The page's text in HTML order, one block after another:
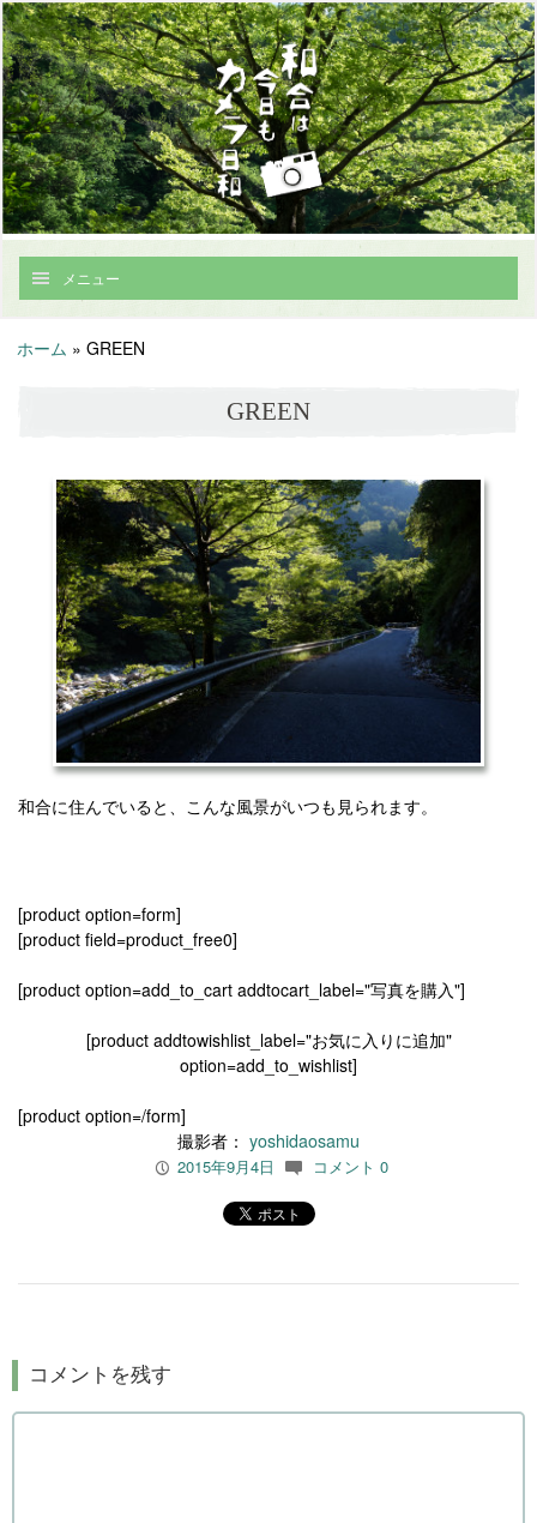
メニュー
ホーム » GREEN
GREEN
和合に住んでいると、こんな風景がいつも見られます。
[product option=form]
[product field=product_free0]
[product option=add_to_cart addtocart_label="写真を購入"]
[product addtowishlist_label="お気に入りに追加"
option=add_to_wishlist]
[product option=/form]
撮影者： yoshidaosamu
P 2015年9月4日 c コメント 0
コメントを残す